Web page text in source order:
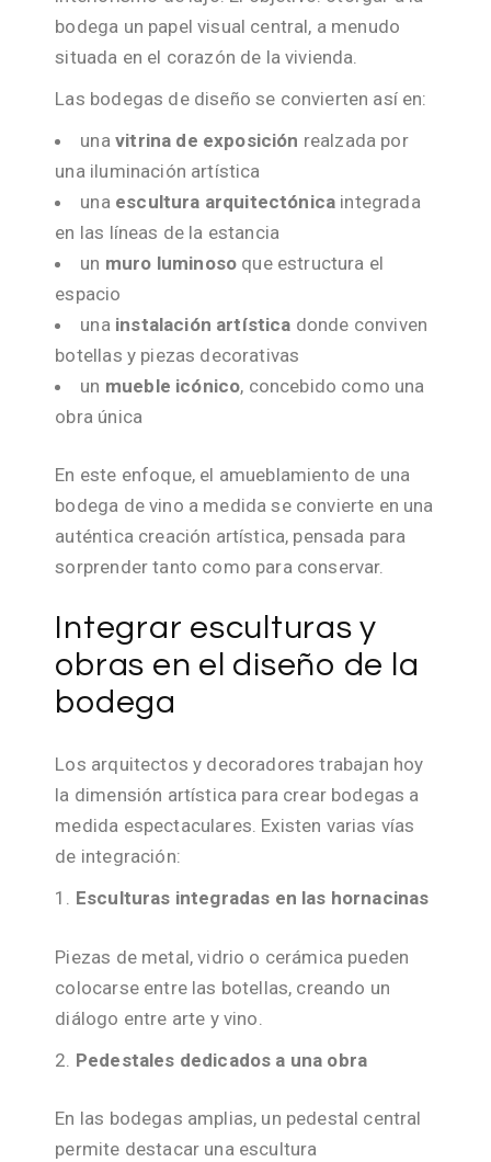
bodega un papel visual central, a menudo
situada en el corazón de la vivienda.
Las bodegas de diseño se convierten así en:
una vitrina de exposición realzada por
una iluminación artística
una escultura arquitectónica integrada
en las líneas de la estancia
un muro luminoso que estructura el
espacio
una instalación artística donde conviven
botellas y piezas decorativas
un mueble icónico, concebido como una
obra única
En este enfoque, el amueblamiento de una
bodega de vino a medida se convierte en una
auténtica creación artística, pensada para
sorprender tanto como para conservar.
Integrar esculturas y
obras en el diseño de la
bodega
Los arquitectos y decoradores trabajan hoy
la dimensión artística para crear bodegas a
medida espectaculares. Existen varias vías
de integración:
Esculturas integradas en las hornacinas
Piezas de metal, vidrio o cerámica pueden
colocarse entre las botellas, creando un
diálogo entre arte y vino.
Pedestales dedicados a una obra
En las bodegas amplias, un pedestal central
permite destacar una escultura